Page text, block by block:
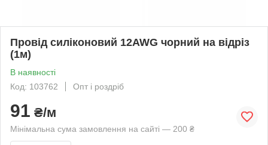
Провід силіконовий 12AWG чорний на відріз
(1м)
В наявності
Код: 103762
Опт і роздріб
91 ₴/м
Мінімальна сума замовлення на сайті — 200 ₴